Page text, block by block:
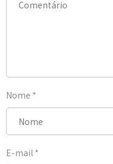
Nome *
E-mail *